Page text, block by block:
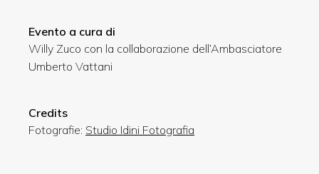
Evento a cura di
Willy Zuco con la collaborazione dell’Ambasciatore
Umberto Vattani
Credits
Fotografie: Studio Idini Fotografia